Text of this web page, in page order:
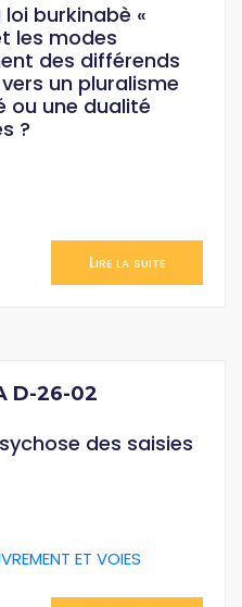
burkinabè «
les modes
des différends
un pluralisme
ou une dualité
?
Lire la suite
D-26-02
des saisies
ET VOIES